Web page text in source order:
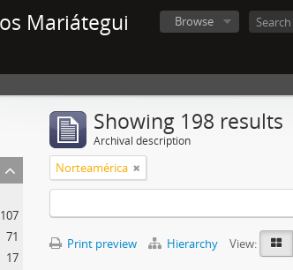
Mariátegui Browse
107
71
17
Showing 198 results
Archival description
Norteamérica
Print preview Hierarchy View: